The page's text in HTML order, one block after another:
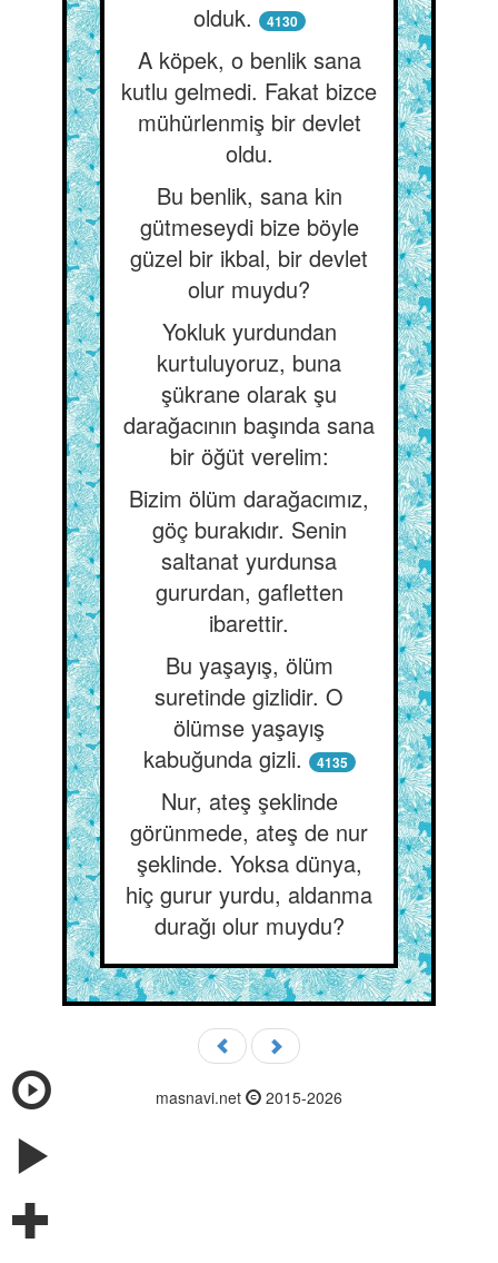
olduk.
4130
A köpek, o benlik sana
kutlu gelmedi. Fakat bizce
mühürlenmiş bir devlet
oldu.
Bu benlik, sana kin
gütmeseydi bize böyle
güzel bir ikbal, bir devlet
olur muydu?
Yokluk yurdundan
kurtuluyoruz, buna
şükrane olarak şu
darağacının başında sana
bir öğüt verelim:
Bizim ölüm darağacımız,
göç burakıdır. Senin
saltanat yurdunsa
gururdan, gafletten
ibarettir.
Bu yaşayış, ölüm
suretinde gizlidir. O
ölümse yaşayış
kabuğunda gizli.
4135
Nur, ateş şeklinde
görünmede, ateş de nur
şeklinde. Yoksa dünya,
hiç gurur yurdu, aldanma
durağı olur muydu?
masnavi.net 2015-2026